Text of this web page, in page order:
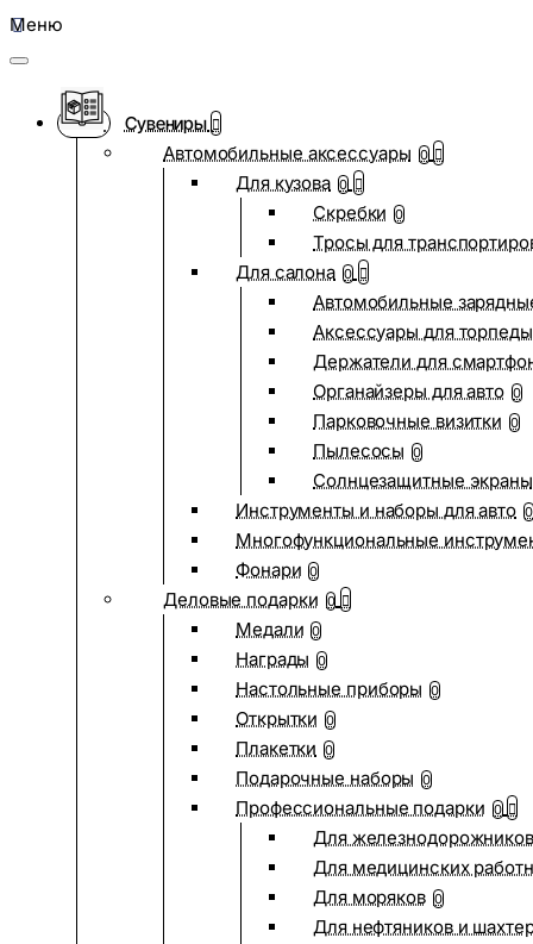
Меню
Сувениры
Автомобильные аксессуары 0
Для кузова 0
Скребки 0
Тросы для
Для салона 0
Автомобильные
Аксессуары для
Держатели для
Органайзеры для авто 0
Парковочные визитки 0
Пылесосы 0
Солнцезащитные экраны
Инструменты и наборы для авто 0
Многофункциональные
Фонари 0
Деловые подарки 0
Медали 0
Награды 0
Настольные приборы 0
Открытки 0
Плакетки 0
Подарочные наборы 0
Профессиональные подарки 0
Для железнодорожников
Для медицинских
Для моряков 0
Для нефтяников и